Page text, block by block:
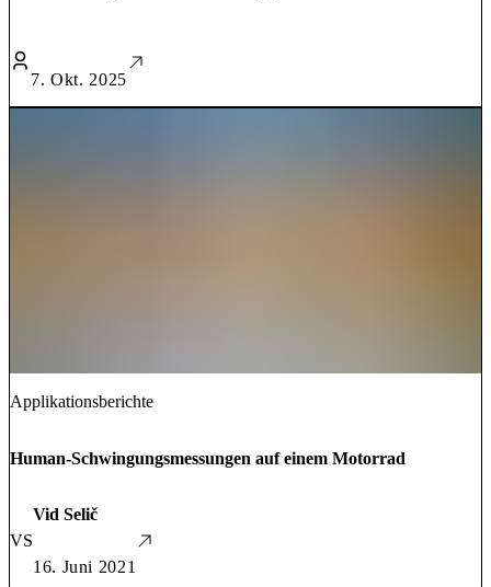
7. Okt. 2025
Applikationsberichte
Human-Schwingungsmessungen auf einem Motorrad
VS
Vid Selič
16. Juni 2021